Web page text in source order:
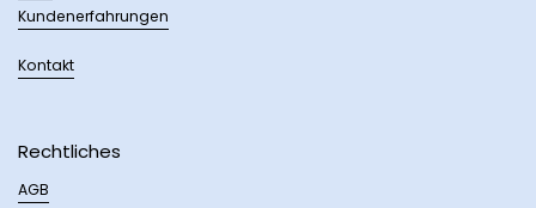
Kundenerfahrungen
Kontakt
Rechtliches
AGB